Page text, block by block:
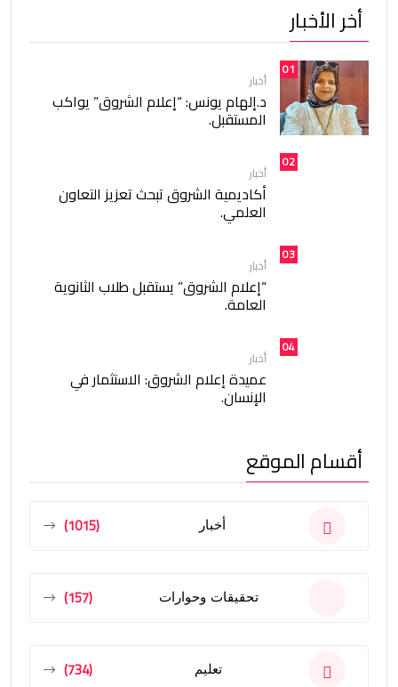
أخر الأخبار
01
أخبار
د.إلهام يونس: “إعلام الشروق” يواكب
المستقبل.
02
أخبار
أكاديمية الشروق تبحث تعزيز التعاون
العلمي.
03
أخبار
“إعلام الشروق” يستقبل طلاب الثانوية
العامة.
04
أخبار
عميدة إعلام الشروق: الاستثمار في
الإنسان.
أقسام الموقع
أخبار (1015)
تحقيقات وحوارات (157)
تعليم (734)